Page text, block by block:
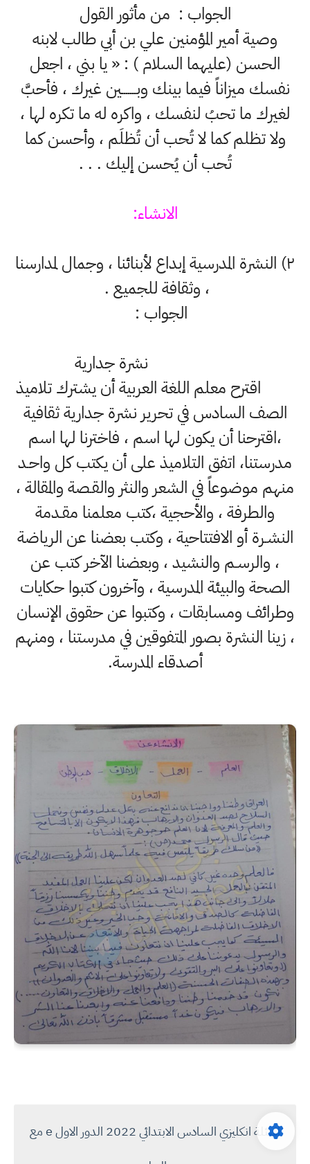
الجواب : من مأثور القول
وصية أمير المؤمنين علي بن أبي طالب لابنه
الحسن (عليهما السلام ) : « يا بني ، اجعل
نفسك ميزاناً فيما بينك وبـــــــين غيرك ، فأحبَّ
لغيرك ما تحبُ لنفسك ، واكره له ما تكره لها ،
ولا تظلم كما لا تُحب أن تُظلَم ، وأحسن كما
تُحب أن يُحسن إليك . . .
الانشاء:
۲) النشرة المدرسية إبداع لأبنائنا ، وجمال لمدارسنا
، وثقافة للجميع .
الجواب :
نشرة جدارية
اقترح معلم اللغة العربية أن يشترك تلاميذ
الصف السادس في تحرير نشرة جدارية ثقافية
،اقترحنا أن يكون لها اسم ، فاخترنا لها اسم
مدرستنا، اتفق التلاميذ على أن يكتب كل واحـد
منهم موضوعاً في الشعر والنثر والقـصة والمقالة ،
والطرفة ، والأحجية ،كتب معلمنا مقـدمة
النشـرة أو الافتتاحية ، وكتب بعضنا عن الرياضة
، والرسـم والنشيد ، وبعضنا الآخر كتب عن
الصحة والبيئة المدرسية ، وآخرون كتبوا حكايات
وطرائف ومسابقات ، وكتبوا عن حقوق الإنسان
، زينا النشرة بصور المتفوقين في مدرستنا ، ومنهم
أصدقاء المدرسة.
اسئلة انكليزي السادس الابتدائي 2022 الدور الاول e مع